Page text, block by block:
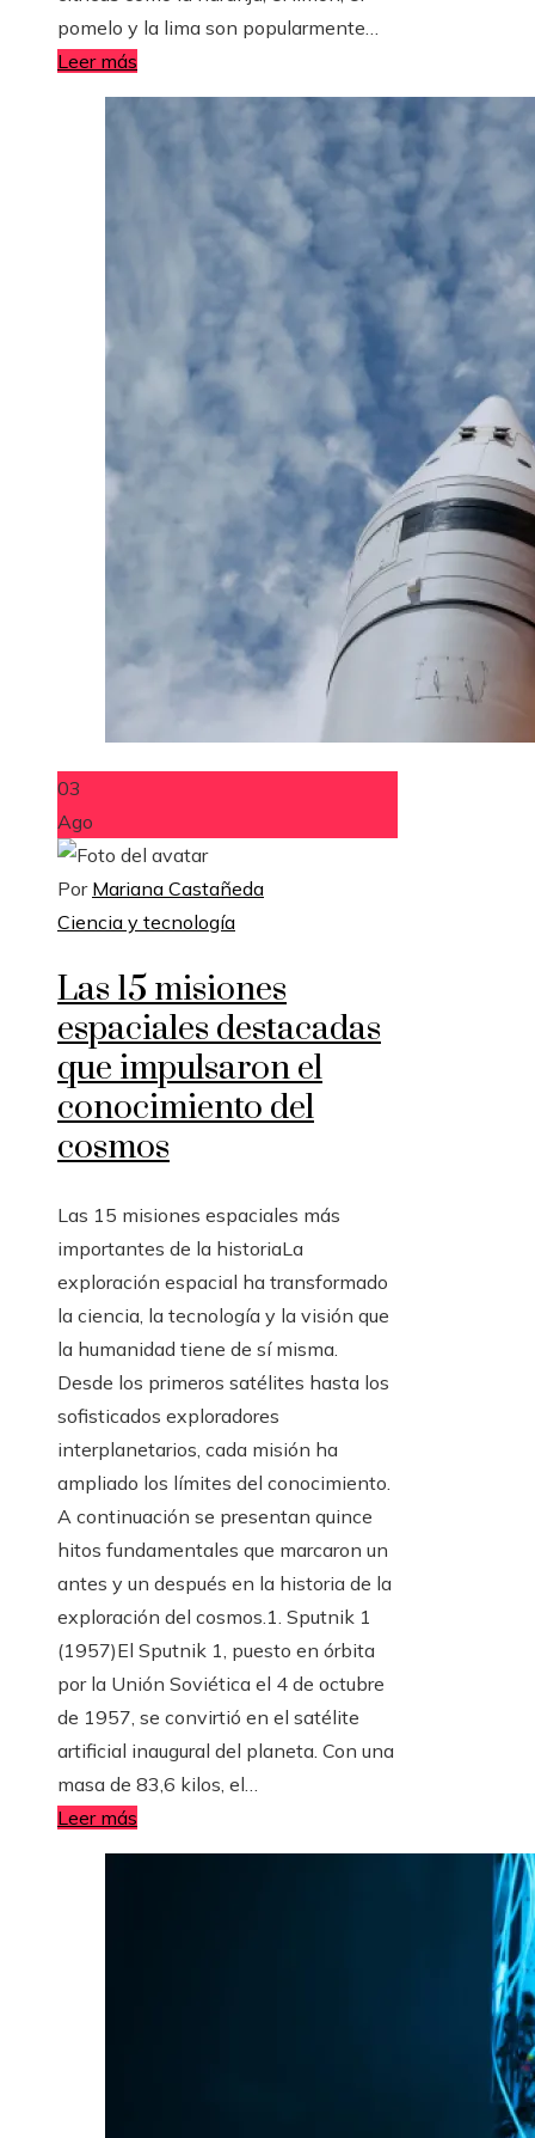
pomelo y la lima son popularmente…
Leer más
03
Ago
Por Mariana Castañeda
Ciencia y tecnología
Las 15 misiones
espaciales destacadas
que impulsaron el
conocimiento del
cosmos
Las 15 misiones espaciales más
importantes de la historiaLa
exploración espacial ha transformado
la ciencia, la tecnología y la visión que
la humanidad tiene de sí misma.
Desde los primeros satélites hasta los
sofisticados exploradores
interplanetarios, cada misión ha
ampliado los límites del conocimiento.
A continuación se presentan quince
hitos fundamentales que marcaron un
antes y un después en la historia de la
exploración del cosmos.1. Sputnik 1
(1957)El Sputnik 1, puesto en órbita
por la Unión Soviética el 4 de octubre
de 1957, se convirtió en el satélite
artificial inaugural del planeta. Con una
masa de 83,6 kilos, el…
Leer más